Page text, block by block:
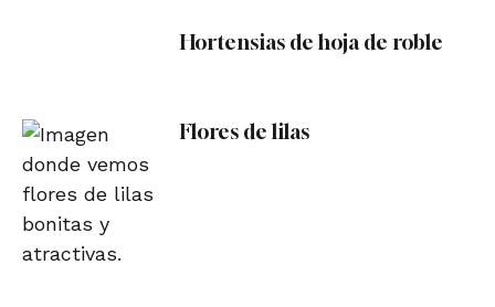
Hortensias de hoja de roble
Flores de lilas